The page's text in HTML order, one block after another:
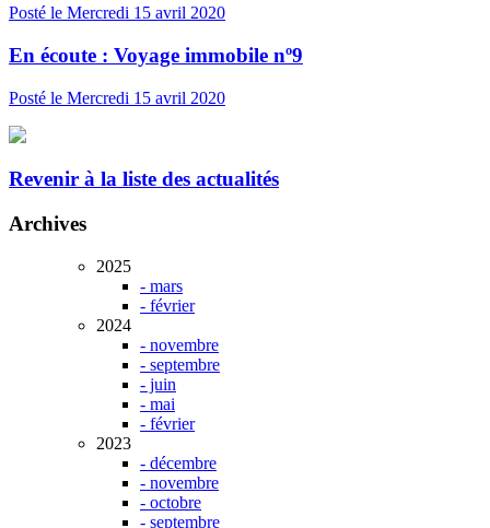
Posté le Mercredi 15 avril 2020
En écoute : Voyage immobile nº9
Posté le Mercredi 15 avril 2020
Revenir à la liste des actualités
Archives
2025
- mars
- février
2024
- novembre
- septembre
- juin
- mai
- février
2023
- décembre
- novembre
- octobre
- septembre